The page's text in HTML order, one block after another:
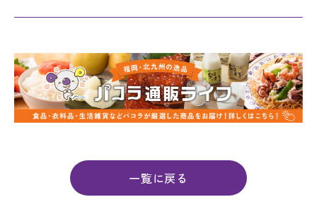
一覧に戻る